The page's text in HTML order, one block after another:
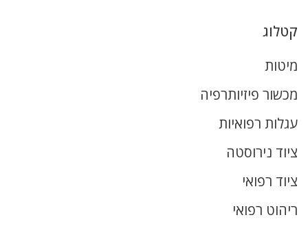
קטלוג
מיטות
מכשור פיזיותרפיה
עגלות רפואיות
ציוד נירוסטה
ציוד רפואי
ריהוט רפואי